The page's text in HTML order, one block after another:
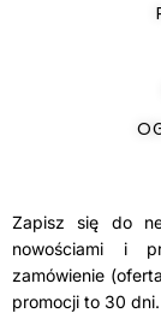
Zapisz się do
nowościami i
zamówienie
promocji to 30 dni.